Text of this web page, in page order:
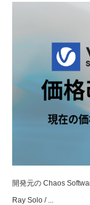
開発元の Chaos
Ray Solo / ...